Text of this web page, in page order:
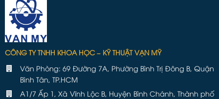
CÔNG TY TNHH KHOA HỌC – KỸ THUẬT VẠN MỸ
Văn Phòng: 69 Đường 7A, Phường Bình Trị Đông B, Quận
Bình Tân, TP.HCM
A1/7 Ấp 1, Xã Vĩnh Lộc B, Huyện Bình Chánh, Thành phố